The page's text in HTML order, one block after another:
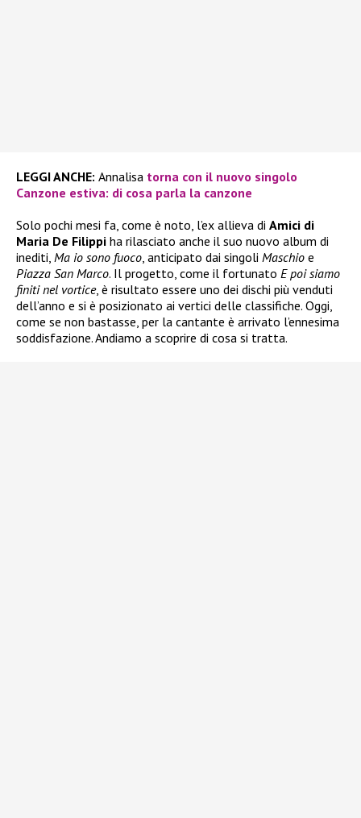
LEGGI ANCHE: Annalisa torna con il nuovo singolo
Canzone estiva: di cosa parla la canzone
Solo pochi mesi fa, come è noto, l’ex allieva di Amici di
Maria De Filippi ha rilasciato anche il suo nuovo album di
inediti, Ma io sono fuoco , anticipato dai singoli Maschio e
Piazza San Marco. Il progetto, come il fortunato E poi siamo
finiti nel vortice, è risultato essere uno dei dischi più venduti
dell’anno e si è posizionato ai vertici delle classifiche. Oggi,
come se non bastasse, per la cantante è arrivato l’ennesima
soddisfazione. Andiamo a scoprire di cosa si tratta.